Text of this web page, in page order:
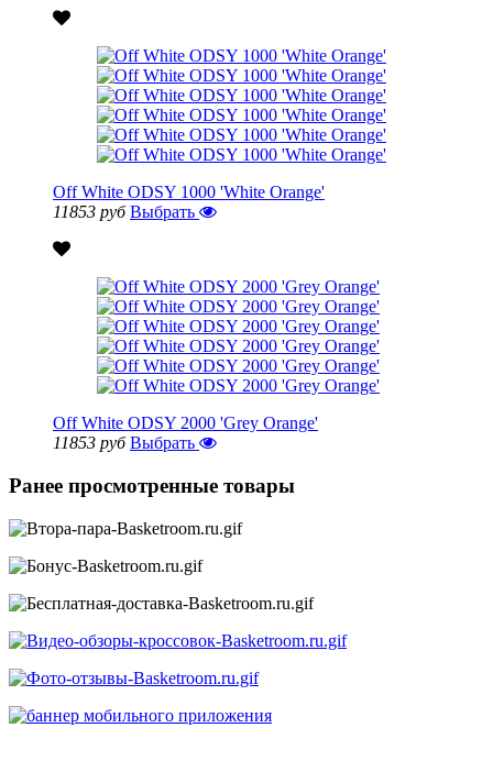
Off White ODSY 1000 'White Orange'
11853 руб Выбрать
Off White ODSY 2000 'Grey Orange'
11853 руб Выбрать
Ранее просмотренные товары